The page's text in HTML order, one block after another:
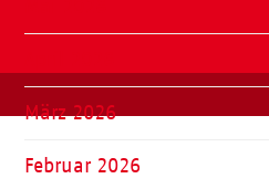
März 2026
Februar 2026